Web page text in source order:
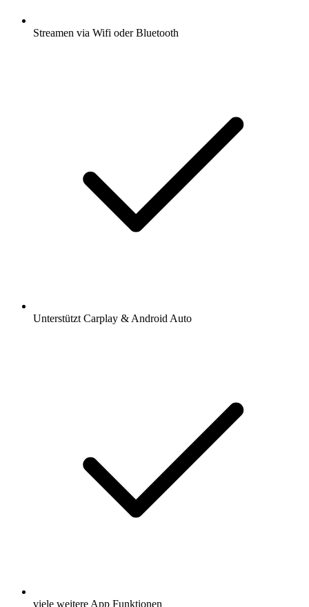
Streamen via Wifi oder Bluetooth
Unterstützt Carplay & Android Auto
viele weitere App Funktionen